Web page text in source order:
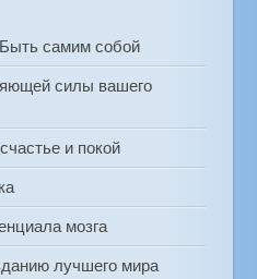
самим собой
силы вашего
и покой
мозга
лучшего мира